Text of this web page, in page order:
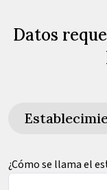
Datos
¿Cómo se llama el